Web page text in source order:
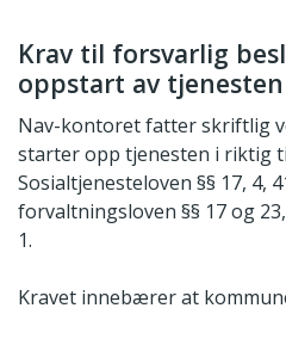
Krav til forsvarlig
oppstart av
Nav-kontoret fatter skriftlig
starter opp tjenesten i riktig
Sosialtjenesteloven §§ 17, 4,
forvaltningsloven §§ 17 og
1.
Kravet innebærer at